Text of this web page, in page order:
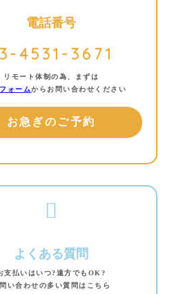
電話番号
4531-3671
リモート体制の為、まずは
ォームからお問い合わせください
お急ぎのご予約
よくある質問
支払いはいつ?遠方でもOK?
い合わせの多い質問はこちら